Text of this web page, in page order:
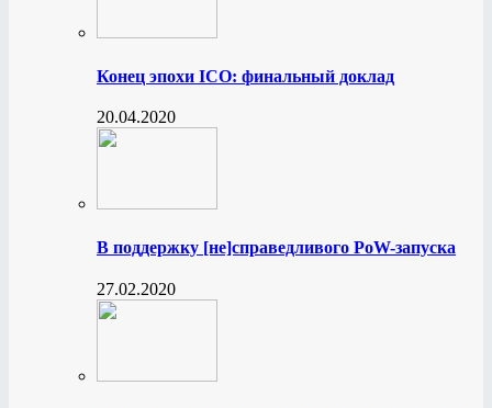
Конец эпохи ICO: финальный доклад
20.04.2020
В поддержку [не]справедливого PoW-запуска
27.02.2020